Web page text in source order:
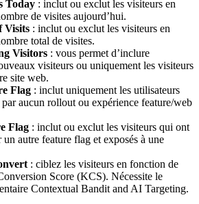
Today : inclut ou exclut les visiteurs en
de visites aujourd’hui.
Visits : inclut ou exclut les visiteurs en
total de visites.
Visitors : vous permet d’inclure
visiteurs ou uniquement les visiteurs
site web.
Flag : inclut uniquement les utilisateurs
aucun rollout ou expérience feature/web
Flag : inclut ou exclut les visiteurs qui ont
un autre feature flag et exposés à une
: ciblez les visiteurs en fonction de
Score (KCS). Nécessite le
Contextual Bandit and AI Targeting.